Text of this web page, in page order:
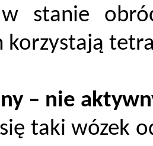
stanie
korzystają
– nie
taki wózek